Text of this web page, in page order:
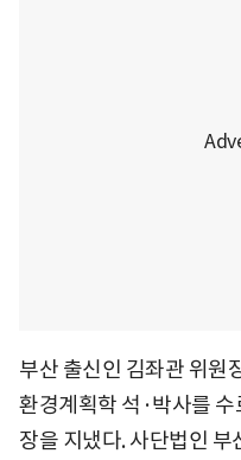
부산 출신인 김좌관 위원
환경계획학 석·박사를
장을 지냈다. 사단법인